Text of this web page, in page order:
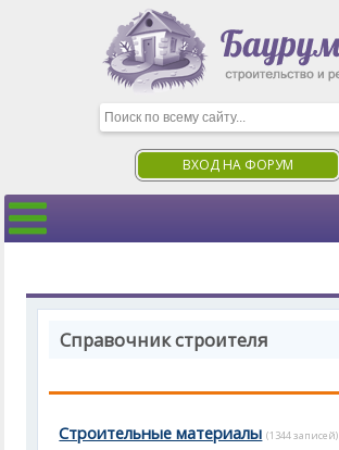
ВХОД НА ФОРУМ
Справочник строителя
Строительные материалы (1344 записей)